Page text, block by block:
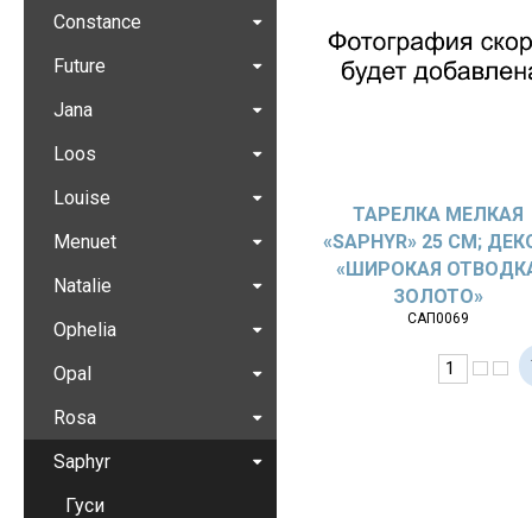
ТАРЕЛКА МЕЛКАЯ
«SAPHYR» 25 СМ;
«ШИРОКАЯ
ЗОЛОТО»
САП0069
Constance
Future
Jana
Loos
Louise
Menuet
Natalie
Ophelia
Opal
Rosa
Saphyr
Гуси